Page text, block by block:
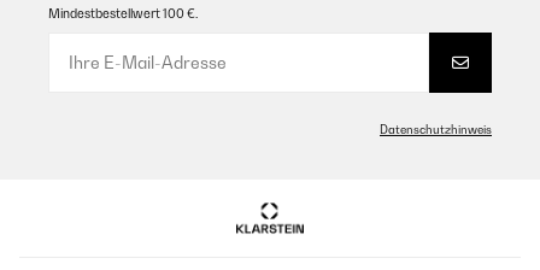
Mindestbestellwert 100 €.
Datenschutzhinweis